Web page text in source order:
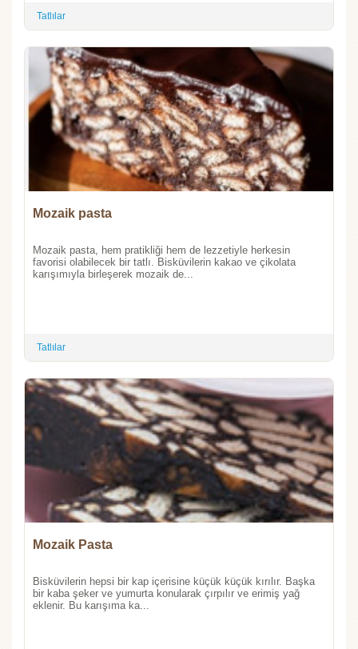
Tatlılar
Mozaik pasta
Mozaik pasta, hem pratikliği hem de lezzetiyle herkesin
favorisi olabilecek bir tatlı. Bisküvilerin kakao ve çikolata
karışımıyla birleşerek mozaik de...
Tatlılar
Mozaik Pasta
Bisküvilerin hepsi bir kap içerisine küçük küçük kırılır. Başka
bir kaba şeker ve yumurta konularak çırpılır ve erimiş yağ
eklenir. Bu karışıma ka...